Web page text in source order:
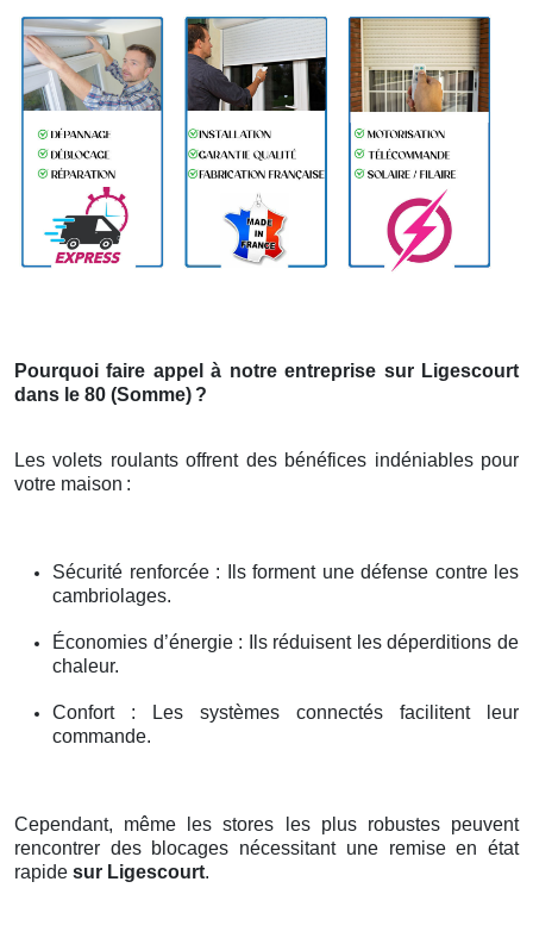
Pourquoi faire appel à notre entreprise sur Ligescourt
dans le 80 (Somme) ?
Les volets roulants offrent des bénéfices indéniables pour
votre maison :
Sécurité renforcée : Ils forment une défense contre les
cambriolages.
Économies d’énergie : Ils réduisent les déperditions de
chaleur.
Confort : Les systèmes connectés facilitent leur
commande.
Cependant, même les stores les plus robustes peuvent
rencontrer des blocages nécessitant une remise en état
rapide sur Ligescourt.